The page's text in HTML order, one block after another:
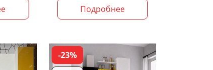
Подробнее
-23%